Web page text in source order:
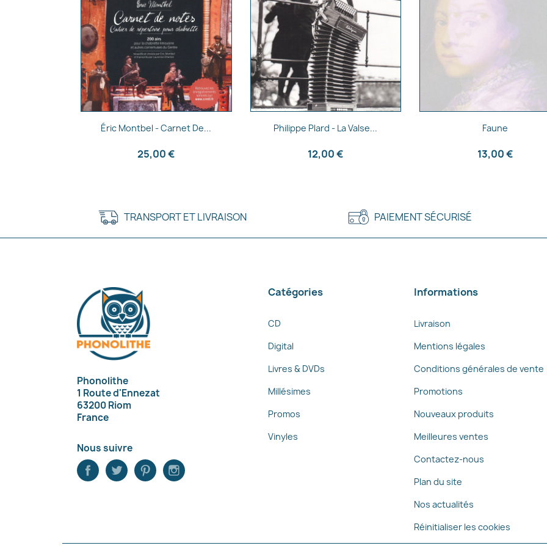
Aperçu rapide
Éric Montbel - Carnet De...
25,00 €
Aperçu rapide
Philippe Plard - La Valse...
12,00 €
Aperçu rapide
Faune
13,00 €
TRANSPORT ET LIVRAISON PAIEMENT SÉCURISÉ
Phonolithe
1 Route d'Ennezat
63200 Riom
France
Nous suivre
Catégories
CD
Digital
Livres & DVDs
Millésimes
Promos
Vinyles
Informations
Livraison
Mentions légales
Conditions générales de vente
Promotions
Nouveaux produits
Meilleures ventes
Contactez-nous
Plan du site
Nos actualités
Réinitialiser les cookies